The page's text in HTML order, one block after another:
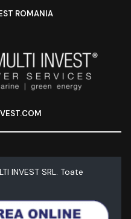
ROMANIA
INVEST SRL. Toate